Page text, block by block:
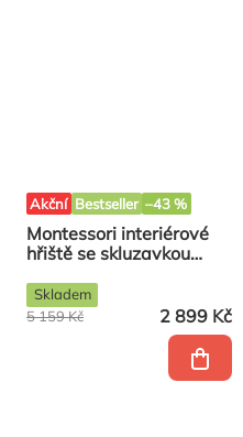
Akční Bestseller –43 %
Montessori interiérové
hřiště se skluzavkou
2 899 Kč
5 159 Kč
Skladem